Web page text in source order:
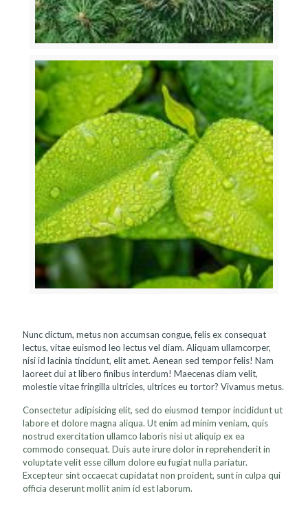
Nunc dictum, metus non accumsan congue, felis ex consequat
lectus, vitae euismod leo lectus vel diam. Aliquam ullamcorper,
nisi id lacinia tincidunt, elit amet. Aenean sed tempor felis! Nam
laoreet dui at libero finibus interdum! Maecenas diam velit,
molestie vitae fringilla ultricies, ultrices eu tortor? Vivamus metus.
Consectetur adipisicing elit, sed do eiusmod tempor incididunt ut
labore et dolore magna aliqua. Ut enim ad minim veniam, quis
nostrud exercitation ullamco laboris nisi ut aliquip ex ea
commodo consequat. Duis aute irure dolor in reprehenderit in
voluptate velit esse cillum dolore eu fugiat nulla pariatur.
Excepteur sint occaecat cupidatat non proident, sunt in culpa qui
officia deserunt mollit anim id est laborum.